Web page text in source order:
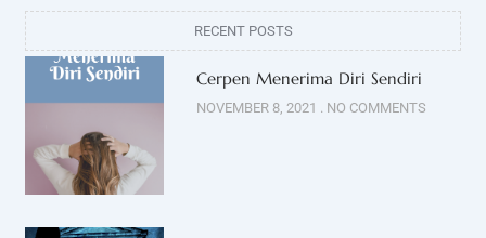
RECENT POSTS
Cerpen Menerima Diri Sendiri
NOVEMBER 8, 2021 NO COMMENTS